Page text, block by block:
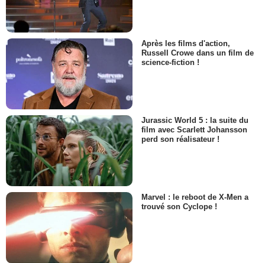
Après les films d'action,
Russell Crowe dans un film de
science-fiction !
Jurassic World 5 : la suite du
film avec Scarlett Johansson
perd son réalisateur !
Marvel : le reboot de X-Men a
trouvé son Cyclope !